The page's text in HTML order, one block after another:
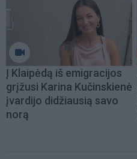
Į Klaipėdą iš emigracijos
grįžusi Karina Kučinskienė
įvardijo didžiausią savo
norą